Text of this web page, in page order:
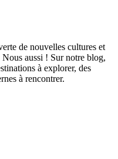
de nouvelles cultures et
aussi ! Sur notre blog,
à explorer, des
à rencontrer.